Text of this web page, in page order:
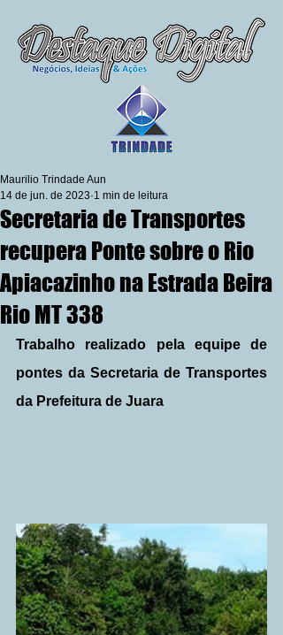
Secretaria de Transportes
recupera Ponte sobre o Rio
Apiacazinho na Estrada Beira
Rio MT 338
Maurilio Trindade Aun
14 de jun. de 2023 1 min de leitura
Trabalho realizado pela equipe de
pontes da Secretaria de Transportes
da Prefeitura de Juara